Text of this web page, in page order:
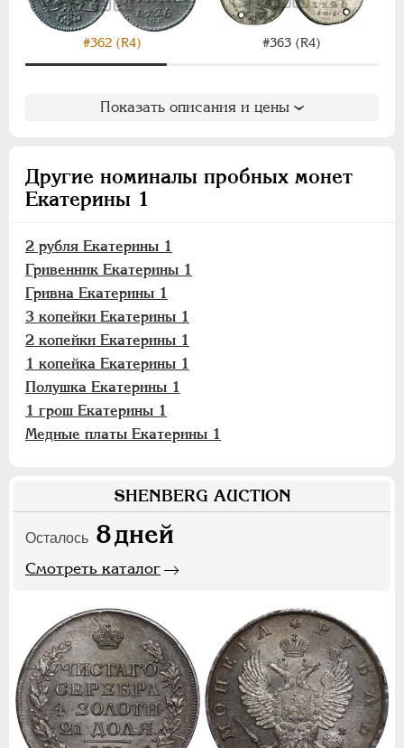
#362 (R4) #363 (R4)
Показать описания и цены
Другие номиналы пробных монет
Екатерины 1
2 рубля Екатерины 1
Гривенник Екатерины 1
Гривна Екатерины 1
3 копейки Екатерины 1
2 копейки Екатерины 1
1 копейка Екатерины 1
Полушка Екатерины 1
1 грош Екатерины 1
Медные платы Екатерины 1
SHENBERG AUCTION
Осталось 8дней
Смотреть каталог
ЕЛИЗАВЕТА 1741-1762
ПЕТР III 1762-1762
АЛЕКСАНДР I 1801-1825
АЛЕКСАНДР III 1881-1894
НИКОЛАЙ II 1894-1917
ИНОСТРАННЫЕ
1768-1918